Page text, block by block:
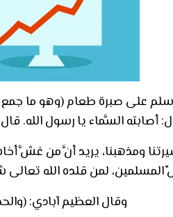
على صبرة طعام (وهو ما
أصابته السَّماء يا رسول
ومذهبنا، يريد أنَّ من غشَّ
لمن قلده الله
وقال العظيم آبادي: